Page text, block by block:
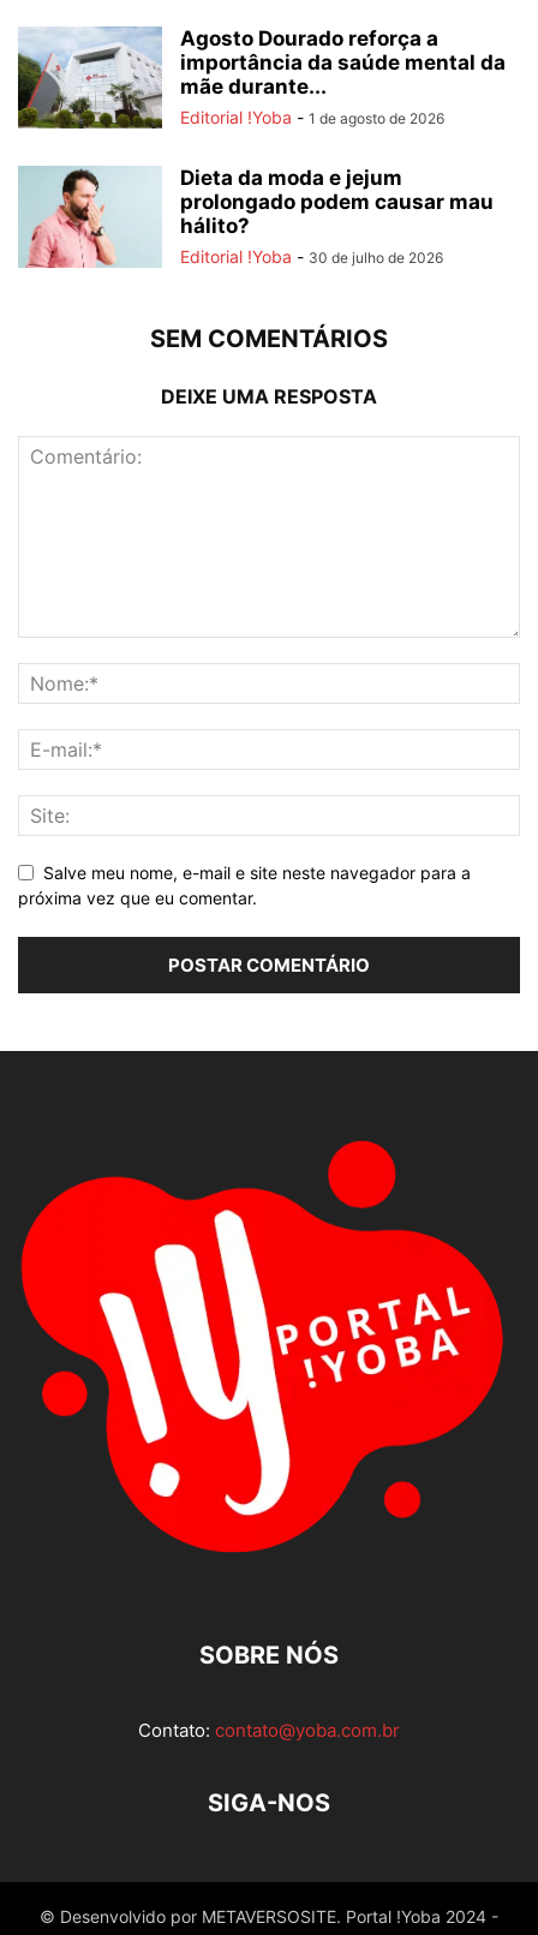
Agosto Dourado reforça a
importância da saúde mental da
mãe durante...
Editorial !Yoba - 1 de agosto de 2026
Dieta da moda e jejum
prolongado podem causar mau
hálito?
Editorial !Yoba - 30 de julho de 2026
SEM COMENTÁRIOS
DEIXE UMA RESPOSTA
Salve meu nome, e-mail e site neste navegador para a
próxima vez que eu comentar.
SOBRE NÓS
Contato: contato@yoba.com.br
SIGA-NOS
© Desenvolvido por METAVERSOSITE. Portal !Yoba 2024 -